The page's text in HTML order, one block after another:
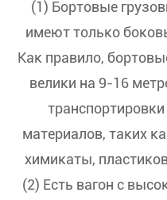
(1) Бортовые
имеют только
Как правило,
велики на 9-16
материалов, таких
химикаты,
(2) Есть вагон с